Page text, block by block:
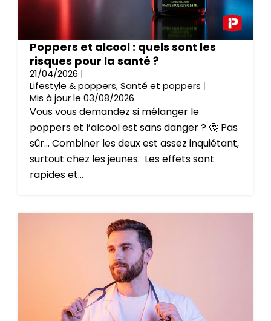
Poppers et alcool : quels sont les
risques pour la santé ?
21/04/2026
Lifestyle & poppers,Santé et poppers
Mis à jour le 03/08/2026
Vous vous demandez si mélanger le
poppers et l’alcool est sans danger ? 🤔 Pas
sûr… Combiner les deux est assez inquiétant,
surtout chez les jeunes. Les effets sont
rapides et...